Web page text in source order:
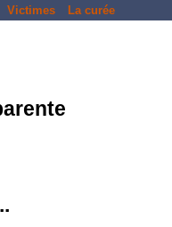
Victimes La curée